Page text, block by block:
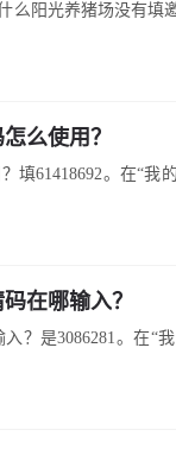
阳光养猪场没有填
么使用？
填61418692。在“我
在哪输入？
？是3086281。在“